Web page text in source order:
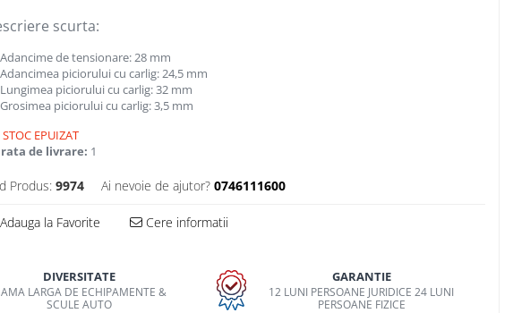
scurta:
Adancime de tensionare: 28 mm
Adancimea piciorului cu carlig: 24,5 mm
Lungimea piciorului cu carlig: 32 mm
Grosimea piciorului cu carlig: 3,5 mm
STOC EPUIZAT
de livrare: 1
Produs: 9974 Ai nevoie de ajutor? 0746111600
la Favorite Cere informatii
DIVERSITATE
LARGA DE ECHIPAMENTE &
SCULE AUTO
GARANTIE
12 LUNI PERSOANE JURIDICE 24 LUNI
PERSOANE FIZICE